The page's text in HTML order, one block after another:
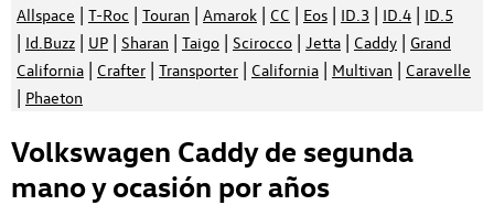
Allspace | T-Roc | Touran | Amarok | CC | Eos | ID.3 | ID.4 | ID.5
| Id.Buzz | UP | Sharan | Taigo | Scirocco | Jetta | Caddy | Grand
California | Crafter | Transporter | California | Multivan | Caravelle
| Phaeton
Volkswagen Caddy de segunda
mano y ocasión por años